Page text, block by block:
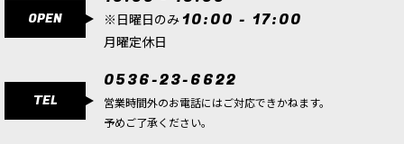
[バトルフォース] シルヴァネス：強根の木立
34,200円(税込)
1点
OPEN ※日曜日のみ 10:00 - 17:00
月曜定休日
TEL
0536-23-6622
営業時間外のお電話にはご対応できかねます。
予めご了承ください。